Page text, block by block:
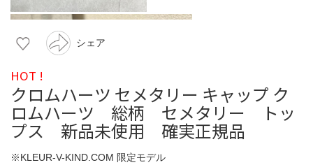
シェア
HOT !
クロムハーツ セメタリー キャップ ク
ロムハーツ 総柄 セメタリー トッ
プス 新品未使用 確実正規品
※KLEUR-V-KIND.COM 限定モデル